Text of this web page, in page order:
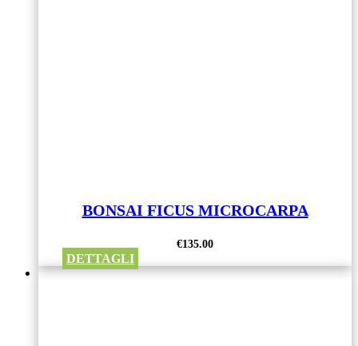
BONSAI FICUS MICROCARPA
€135.00
DETTAGLI